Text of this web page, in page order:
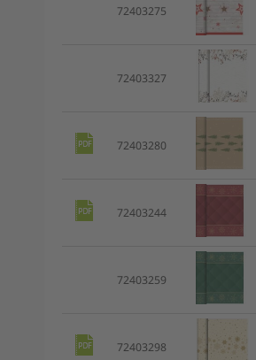
72403275
72403327
72403280
72403244
72403259
72403298